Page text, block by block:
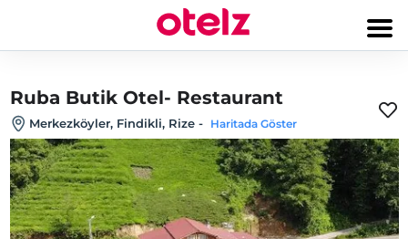
Ruba Butik Otel- Restaurant
Merkezköyler, Findikli, Rize - Haritada Göster